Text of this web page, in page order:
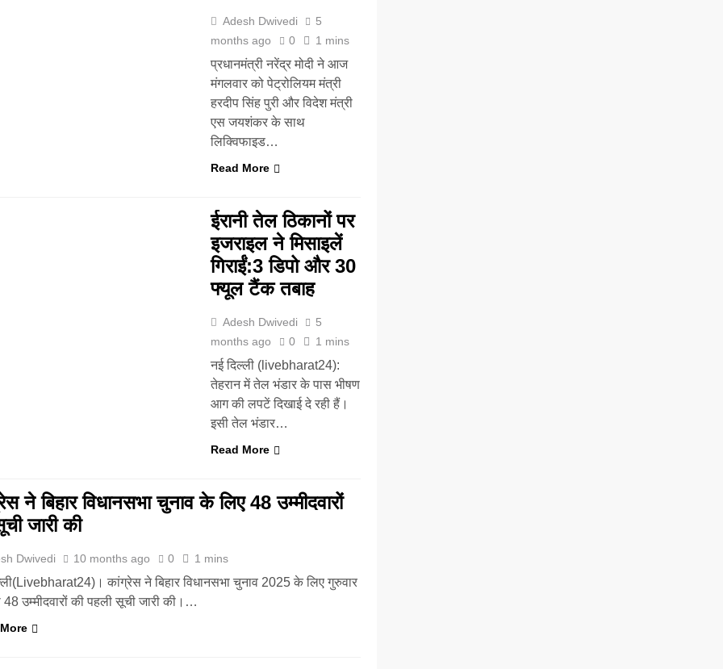
Adesh Dwivedi
5
months ago
0 1 mins
प्रधानमंत्री नरेंद्र मोदी ने आज
मंगलवार को पेट्रोलियम मंत्री
हरदीप सिंह पुरी और विदेश मंत्री
एस जयशंकर के साथ
लिक्विफाइड…
Read More
ईरानी तेल ठिकानों पर
इजराइल ने मिसाइलें
गिराईं:3 डिपो और 30
फ्यूल टैंक तबाह
Adesh Dwivedi
5
months ago
0 1 mins
नई दिल्ली (livebharat24):
तेहरान में तेल भंडार के पास भीषण
आग की लपटें दिखाई दे रही हैं।
इसी तेल भंडार…
Read More
ने बिहार विधानसभा चुनाव के लिए 48 उम्मीदवारों
जारी की
Dwivedi 10 months ago 0 1 mins
कांग्रेस ने बिहार विधानसभा चुनाव 2025 के लिए गुरुवार
48 उम्मीदवारों की पहली सूची जारी की।…